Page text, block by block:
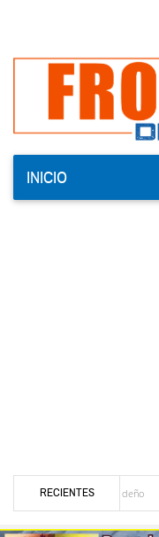
INICIO
RECIENTES
motor turístico merideño